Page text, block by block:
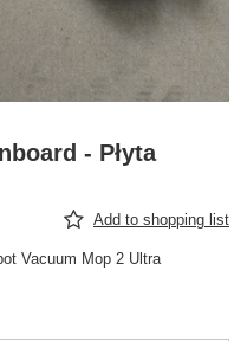
- Płyta
Add to shopping list
Vacuum Mop 2 Ultra